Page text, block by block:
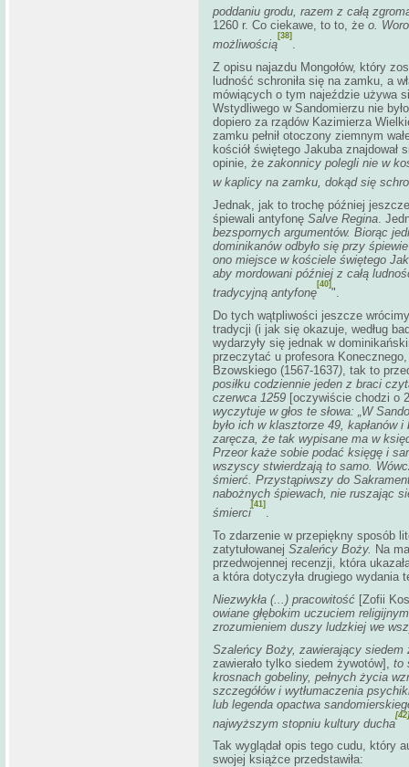
poddaniu grodu, razem z całą
1260 r. Co ciekawe, to to, że o.
możliwością
[38]
.
Z opisu najazdu Mongołów, który
ludność schroniła się na zamku, a
mówiących o tym najeździe używa
Wstydliwego w Sandomierzu nie
dopiero za rządów Kazimierza
zamku pełnił otoczony ziemnym
kościół świętego Jakuba znajdował
opinie, że zakonnicy polegli nie w
w kaplicy na zamku, dokąd się
Jednak, jak to trochę później
śpiewali antyfonę Salve Regina.
bezspornych argumentów. Biorąc
dominikanów odbyło się przy
ono miejsce w kościele świętego
aby mordowani później z całą
tradycyjną antyfonę
[40]
".
Do tych wątpliwości jeszcze
tradycji (i jak się okazuje, według
wydarzyły się jednak w
przeczytać u profesora
Bzowskiego (1567-1637), tak to
posiłku codziennie jeden z braci
czerwca 1259[oczywiście chodzi o
wyczytuje w głos te słowa: „W
było ich w klasztorze 49,
zaręcza, że tak wypisane ma w
Przeor każe sobie podać księgę i
wszyscy stwierdzają to samo.
śmierć. Przystąpiwszy do
nabożnych śpiewach, nie ruszając
śmierci
[41]
.
To zdarzenie w przepiękny sposób
zatytułowanej Szaleńcy Boży. Na
przedwojennej recenzji, która
a która dotyczyła drugiego wydania
Niezwykła (...) pracowitość[Zofii
owiane głębokim uczuciem
zrozumieniem duszy ludzkiej we
Szaleńcy Boży, zawierający
zawierało tylko siedem żywotów], to
krosnach gobeliny, pełnych życia
szczegółów i wytłumaczenia
lub legenda opactwa
najwyższym stopniu kultury ducha
[42]
Tak wyglądał opis tego cudu, który
swojej książce przedstawiła: